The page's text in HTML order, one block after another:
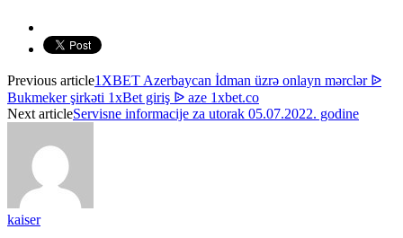
Previous article1XBET Azerbaycan İdman üzrə onlayn mərclər ᐉ
Bukmeker şirkəti 1xBet giriş ᐉ aze 1xbet.co
Next articleServisne informacije za utorak 05.07.2022. godine
kaiser